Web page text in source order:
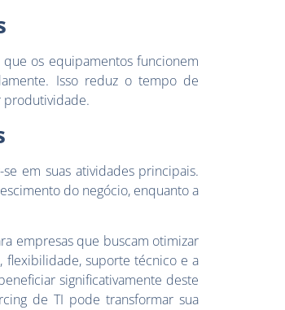
os equipamentos funcionem
Isso reduz o tempo de
produtividade.
em suas atividades principais.
do negócio, enquanto a
empresas que buscam otimizar
flexibilidade, suporte técnico e a
significativamente deste
de TI pode transformar sua